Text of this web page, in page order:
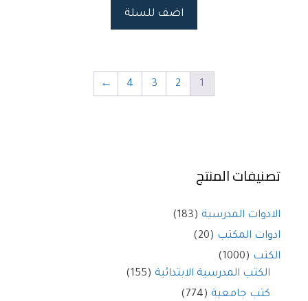
اضف للسلة
1
2
3
4
←
تصنيفات المنتج
الادوات المدرسية (183)
ادوات المكتب (20)
الكتب (1000)
الكتب المدرسية الابتدائية (155)
كتب جامعية (774)